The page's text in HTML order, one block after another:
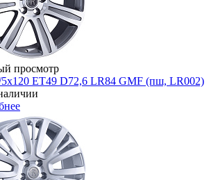
просмотр
5x120 ET49 D72,6 LR84 GMF (пш, LR002)